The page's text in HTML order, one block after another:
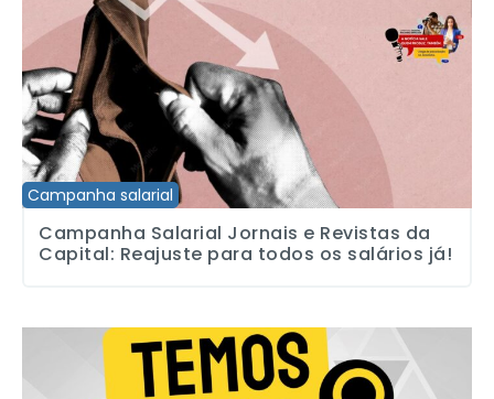
Campanha salarial
Campanha Salarial Jornais e Revistas da
Capital: Reajuste para todos os salários já!
TEMOS VAGA: Ajudante Geral (LIMPEZA)